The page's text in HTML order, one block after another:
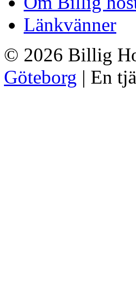
Länkvänner
© 2026 Billig
Göteborg | En